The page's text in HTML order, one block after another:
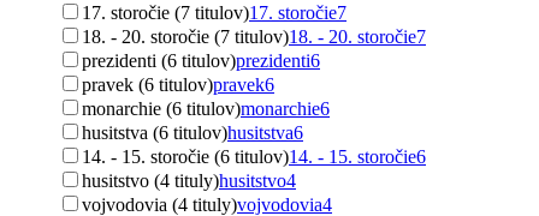
17. storočie (7 titulov)17. storočie7
18. - 20. storočie (7 titulov)18. - 20. storočie7
prezidenti (6 titulov)prezidenti6
pravek (6 titulov)pravek6
monarchie (6 titulov)monarchie6
husitstva (6 titulov)husitstva6
14. - 15. storočie (6 titulov)14. - 15. storočie6
husitstvo (4 tituly)husitstvo4
vojvodovia (4 tituly)vojvodovia4